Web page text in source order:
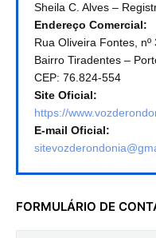
Sheila C. Alves –
Endereço Comercial:
Rua Oliveira Fontes, nº
Bairro Tiradentes –
CEP: 76.824-554
Site Oficial:
https://
E-mail Oficial:
FORMULÁRIO DE